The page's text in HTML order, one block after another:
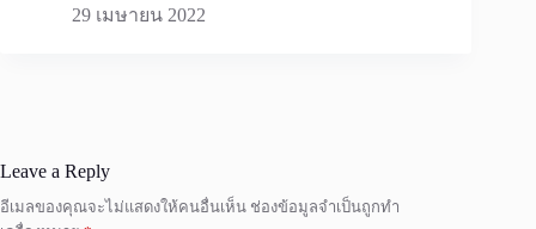
29 เมษายน 2022
Leave a Reply
อีเมลของคุณจะไม่แสดงให้คนอื่นเห็น ช่องข้อมูลจำเป็นถูกทำ